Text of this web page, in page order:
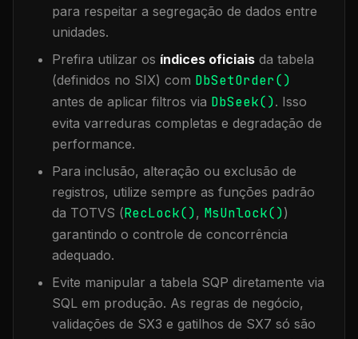
para respeitar a segregação de dados entre
unidades.
Prefira utilizar os índices oficiais da tabela
(definidos no SIX) com DbSetOrder()
antes de aplicar filtros via DbSeek(). Isso
evita varreduras completas e degradação de
performance.
Para inclusão, alteração ou exclusão de
registros, utilize sempre as funções padrão
da TOTVS (RecLock(), MsUnlock())
garantindo o controle de concorrência
adequado.
Evite manipular a tabela SQP diretamente via
SQL em produção. As regras de negócio,
validações de SX3 e gatilhos de SX7 só são